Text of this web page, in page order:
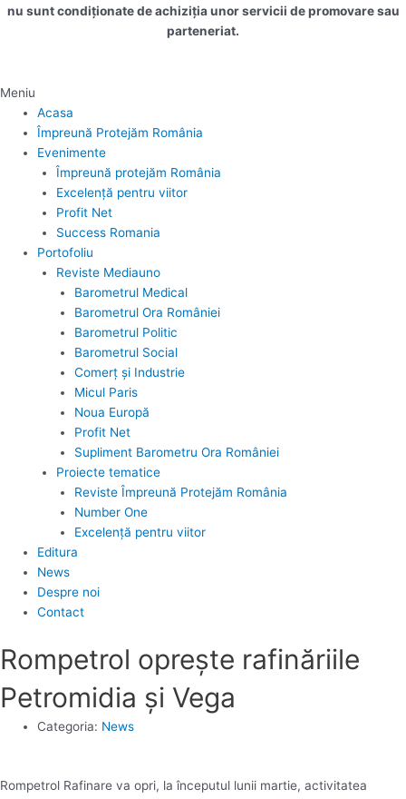
nu sunt condiționate de achiziția unor servicii de promovare sau
parteneriat.
Meniu
Acasa
Împreună Protejăm România
Evenimente
Împreună protejăm România
Excelență pentru viitor
Profit Net
Success Romania
Portofoliu
Reviste Mediauno
Barometrul Medical
Barometrul Ora României
Barometrul Politic
Barometrul Social
Comerț și Industrie
Micul Paris
Noua Europă
Profit Net
Supliment Barometru Ora României
Proiecte tematice
Reviste Împreună Protejăm România
Number One
Excelență pentru viitor
Editura
News
Despre noi
Contact
Rompetrol oprește rafinăriile
Petromidia şi Vega
Categoria: News
Rompetrol Rafinare va opri, la începutul lunii martie, activitatea